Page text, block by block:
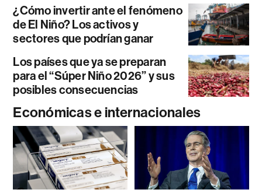
¿Cómo invertir ante el fenómeno
de El Niño? Los activos y
sectores que podrían ganar
Los países que ya se preparan
para el “Súper Niño 2026” y sus
posibles consecuencias
Económicas e internacionales